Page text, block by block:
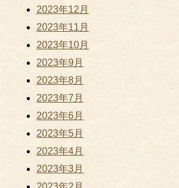
2023年12月
2023年11月
2023年10月
2023年9月
2023年8月
2023年7月
2023年6月
2023年5月
2023年4月
2023年3月